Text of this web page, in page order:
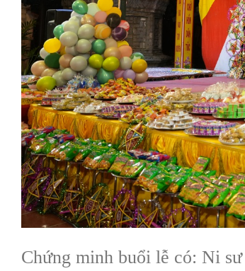
Chứng minh buổi lễ có: Ni